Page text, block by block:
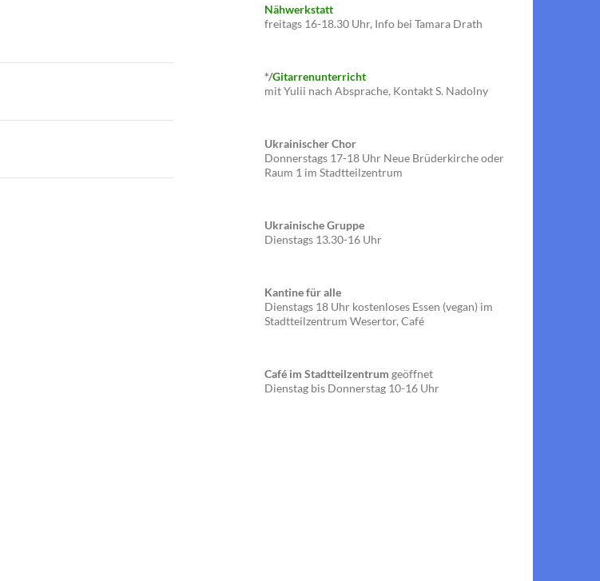
Nähwerkstatt
freitags 16-18.30 Uhr, Info bei Tamara Drath
*/Gitarrenunterricht
mit Yulii nach Absprache, Kontakt S. Nadolny
Ukrainischer Chor
Donnerstags 17-18 Uhr Neue Brüderkirche oder
Raum 1 im Stadtteilzentrum
Ukrainische Gruppe
Dienstags 13.30-16 Uhr
Kantine für alle
Dienstags 18 Uhr kostenloses Essen (vegan) im
Stadtteilzentrum Wesertor, Café
Café im Stadtteilzentrum geöffnet
Dienstag bis Donnerstag 10-16 Uhr